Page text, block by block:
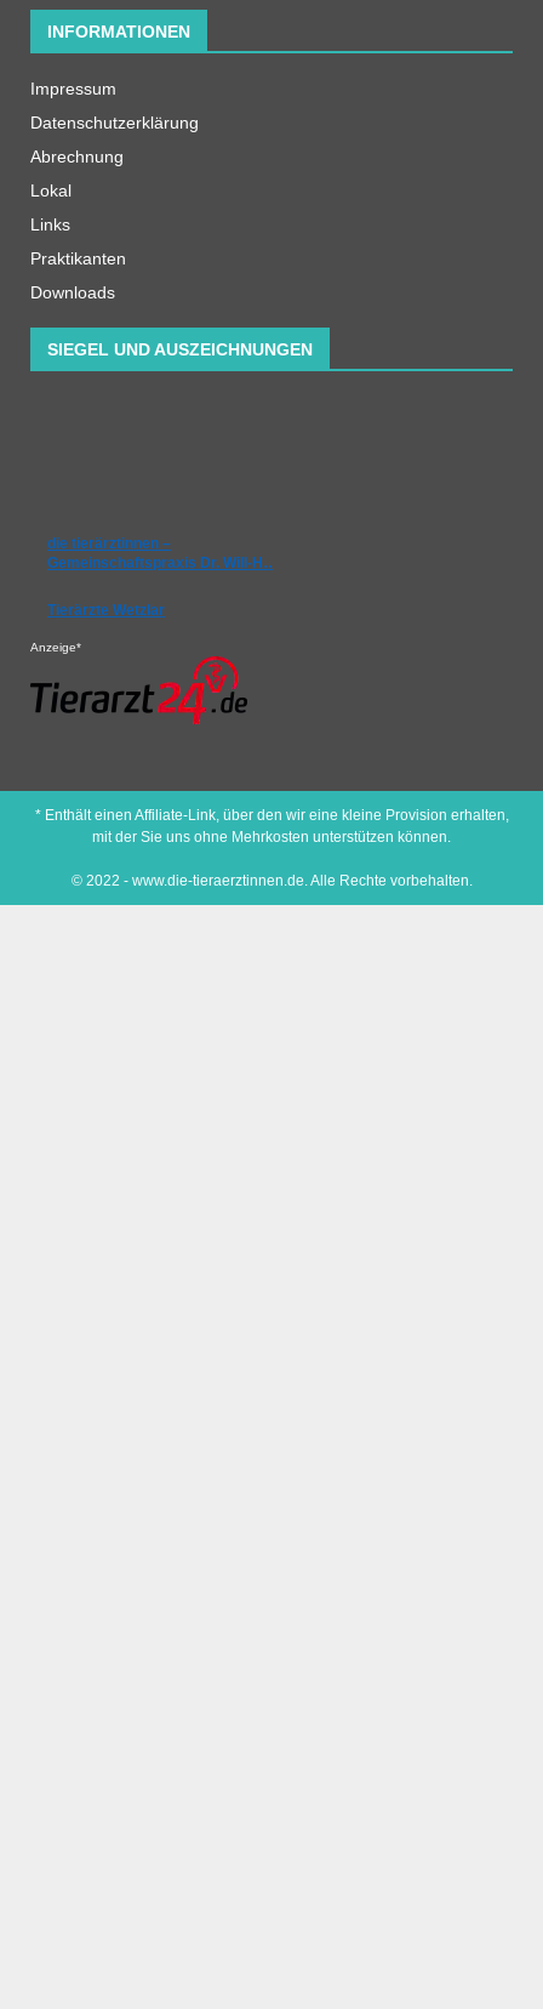
INFORMATIONEN
Impressum
Datenschutzerklärung
Abrechnung
Lokal
Links
Praktikanten
Downloads
SIEGEL UND AUSZEICHNUNGEN
die tierärztinnen –
Gemeinschaftspraxis Dr. Will-H…
Tierärzte Wetzlar
Anzeige*
* Enthält einen Affiliate-Link, über den wir eine kleine Provision erhalten,
mit der Sie uns ohne Mehrkosten unterstützen können.
© 2022 - www.die-tieraerztinnen.de. Alle Rechte vorbehalten.